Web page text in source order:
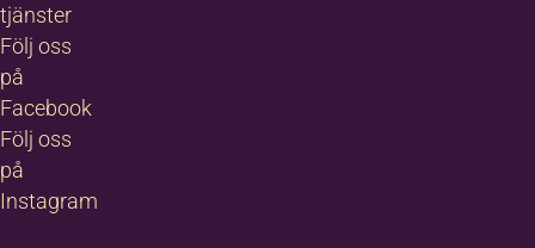
tjänster
Följ oss
på
Facebook
Följ oss
på
Instagram